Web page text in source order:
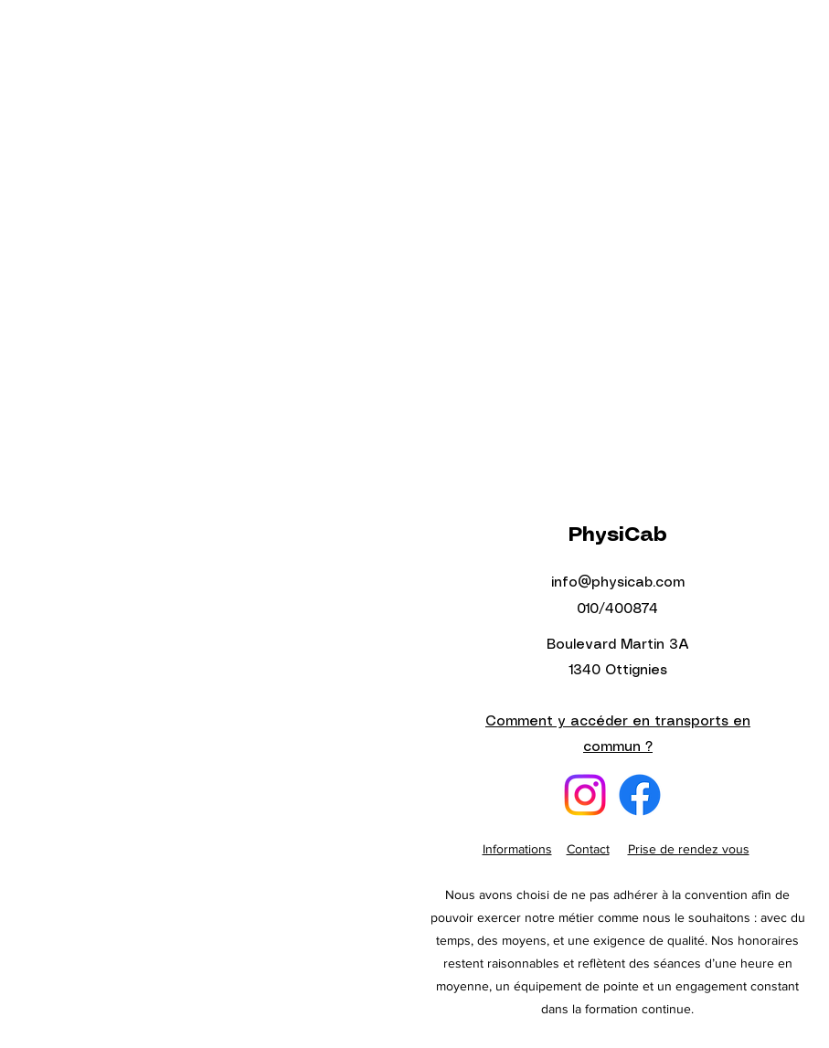
PhysiCab
info@physicab.com
010/400874
Boulevard Martin 3A
1340 Ottignies
Comment y accéder en transports en
commun ?
Informations Contact Prise de rendez vous
Nous avons choisi de ne pas adhérer à la convention afin de
pouvoir exercer notre métier comme nous le souhaitons : avec du
temps, des moyens, et une exigence de qualité. Nos honoraires
restent raisonnables et reflètent des séances d’une heure en
moyenne, un équipement de pointe et un engagement constant
dans la formation continue.